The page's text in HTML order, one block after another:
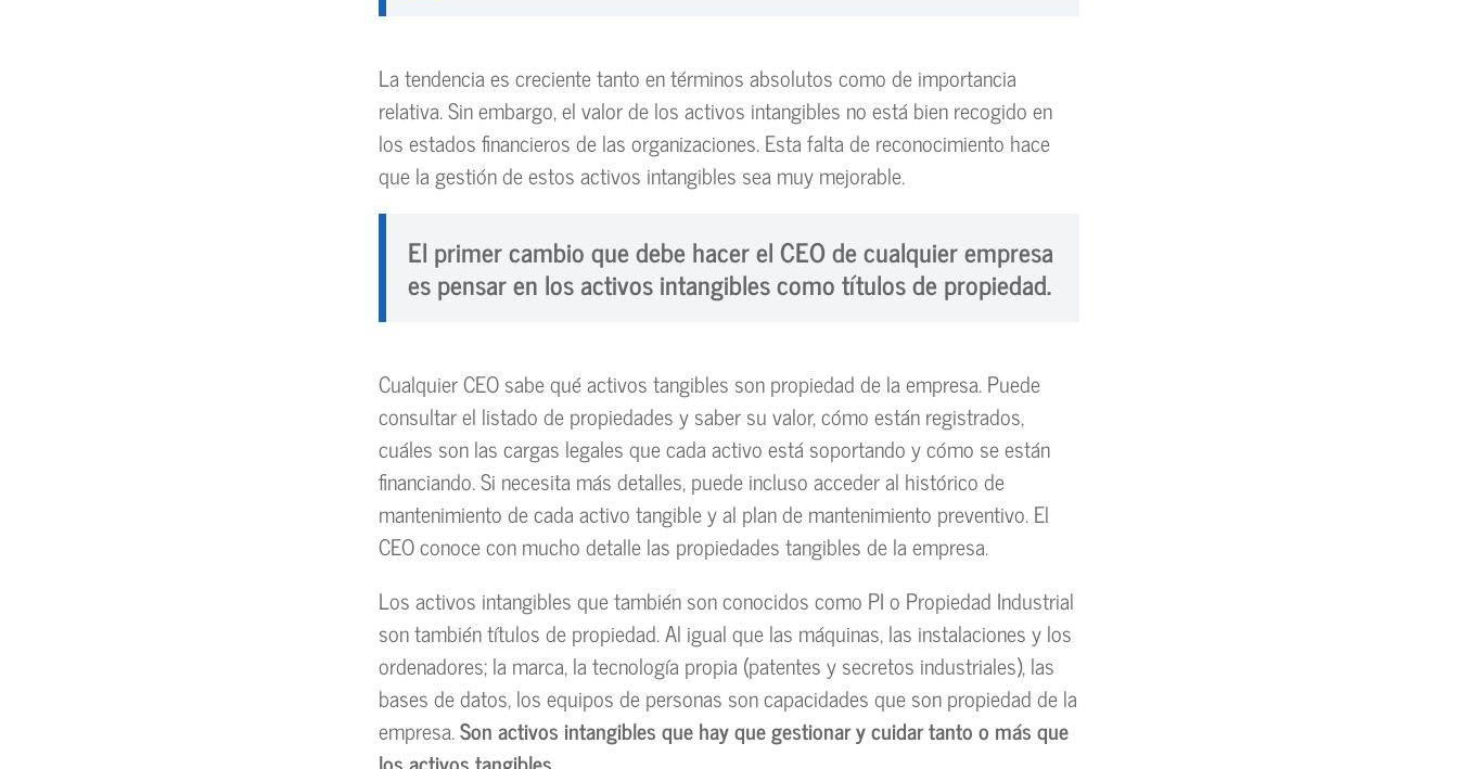
La tendencia es creciente tanto en términos absolutos como de importancia
relativa. Sin embargo, el valor de los activos intangibles no está bien recogido en
los estados financieros de las organizaciones. Esta falta de reconocimiento hace
que la gestión de estos activos intangibles sea muy mejorable.
El primer cambio que debe hacer el CEO de cualquier empresa
es pensar en los activos intangibles como títulos de propiedad.
Cualquier CEO sabe qué activos tangibles son propiedad de la empresa. Puede
consultar el listado de propiedades y saber su valor, cómo están registrados,
cuáles son las cargas legales que cada activo está soportando y cómo se están
financiando. Si necesita más detalles, puede incluso acceder al histórico de
mantenimiento de cada activo tangible y al plan de mantenimiento preventivo. El
CEO conoce con mucho detalle las propiedades tangibles de la empresa.
Los activos intangibles que también son conocidos como PI o Propiedad Industrial
son también títulos de propiedad. Al igual que las máquinas, las instalaciones y los
ordenadores; la marca, la tecnología propia (patentes y secretos industriales), las
bases de datos, los equipos de personas son capacidades que son propiedad de la
empresa.Son activos intangibles que hay que gestionar y cuidar tanto o más que